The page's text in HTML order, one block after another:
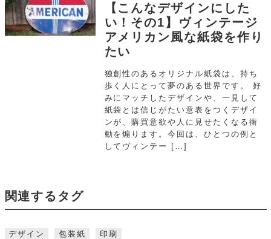
【こんなデザインにした
い！その1】ヴィンテージ
アメリカン風な紙袋を作り
たい
独創性のあるオリジナル紙袋は、持ち
歩く人にとって夢のある世界です。 好
みにマッチしたデザインや、一見して
紙袋とは信じがたい意表をつくデザイ
ンが、購買意欲や人に見せたくなる衝
動を煽ります。今回は、ひとつの例と
してヴィンテー […]
関連するタグ
デザイン 包装紙 印刷